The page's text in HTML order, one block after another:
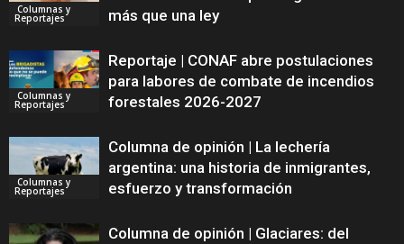
Columnas y
Reportajes
más que una ley
Columnas y
Reportajes
Reportaje | CONAF abre postulaciones
para labores de combate de incendios
forestales 2026-2027
Columnas y
Reportajes
Columna de opinión | La lechería
argentina: una historia de inmigrantes,
esfuerzo y transformación
Columna de opinión | Glaciares: del